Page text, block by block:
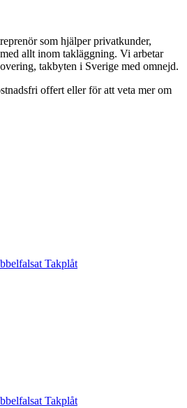
som hjälper privatkunder,
allt inom takläggning. Vi arbetar
takbyten i Sverige med omnejd.
offert eller för att veta mer om
Takplåt
Takplåt